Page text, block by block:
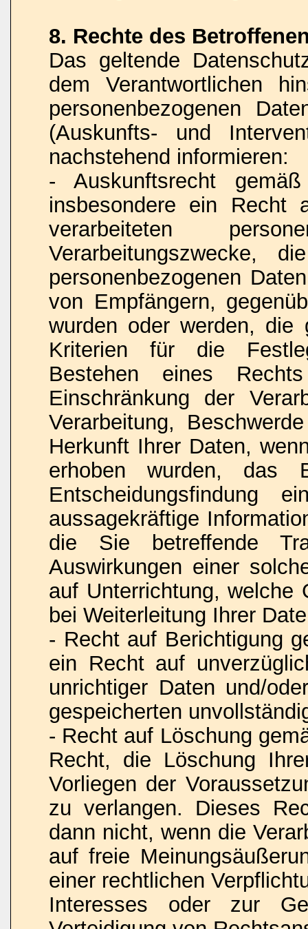
8. Rechte des
Das geltende
dem Verantwortlichen
personenbezogenen
(Auskunfts- und
nachstehend informieren:
- Auskunftsrecht
insbesondere ein Recht
verarbeiteten
Verarbeitungszwecke,
personenbezogenen
von Empfängern,
wurden oder werden, die
Kriterien für die
Bestehen eines
Einschränkung der
Verarbeitung,
Herkunft Ihrer Daten,
erhoben wurden, das
Entscheidungsfindung
aussagekräftige
die Sie betreffende
Auswirkungen einer
auf Unterrichtung, welche
bei Weiterleitung Ihrer
- Recht auf Berichtigung
ein Recht auf
unrichtiger Daten und/
gespeicherten
- Recht auf Löschung
Recht, die Löschung
Vorliegen der
zu verlangen. Dieses
dann nicht, wenn die
auf freie
einer rechtlichen
Interesses oder zur